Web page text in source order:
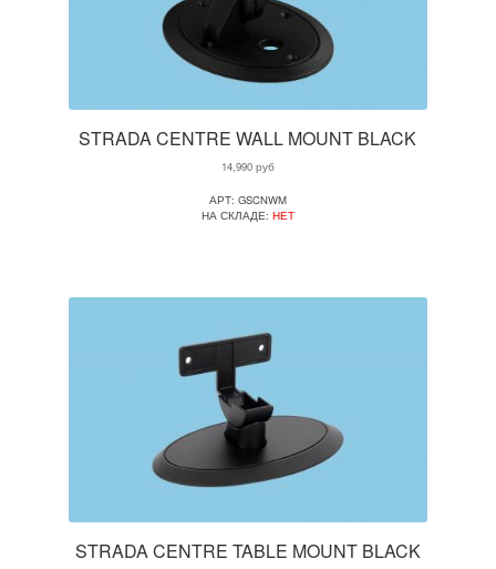
STRADA CENTRE WALL MOUNT BLACK
14,990руб
АРТ: GSCNWM
НА СКЛАДЕ: НЕТ
STRADA CENTRE TABLE MOUNT BLACK